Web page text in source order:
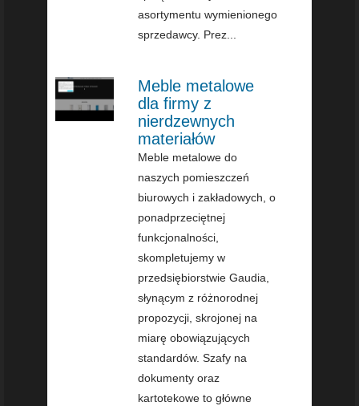
asortymentu wymienionego
sprzedawcy. Prez...
Meble metalowe
dla firmy z
nierdzewnych
materiałów
Meble metalowe do
naszych pomieszczeń
biurowych i zakładowych, o
ponadprzeciętnej
funkcjonalności,
skompletujemy w
przedsiębiorstwie Gaudia,
słynącym z różnorodnej
propozycji, skrojonej na
miarę obowiązujących
standardów. Szafy na
dokumenty oraz
kartotekowe to główne